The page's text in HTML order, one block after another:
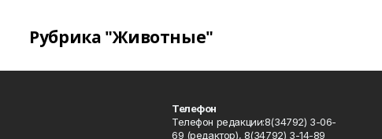
Рубрика "Животные"
Телефон
Телефон редакции:8(34792) 3-06-
69 (редактор), 8(34792) 3-14-89